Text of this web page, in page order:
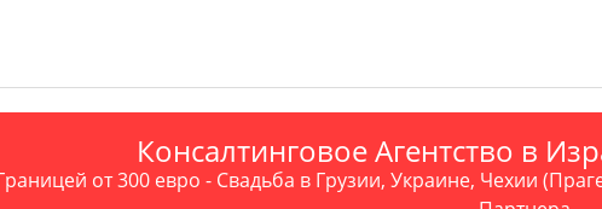
Консалтинговое Агентство в
от 300 евро - Свадьба в Грузии, Украине, Чехии